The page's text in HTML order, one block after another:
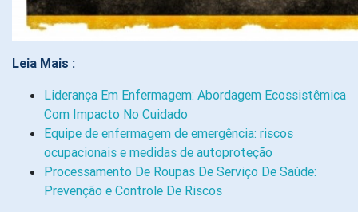
Leia Mais :
Liderança Em Enfermagem: Abordagem Ecossistêmica
Com Impacto No Cuidado
Equipe de enfermagem de emergência: riscos
ocupacionais e medidas de autoproteção
Processamento De Roupas De Serviço De Saúde:
Prevenção e Controle De Riscos